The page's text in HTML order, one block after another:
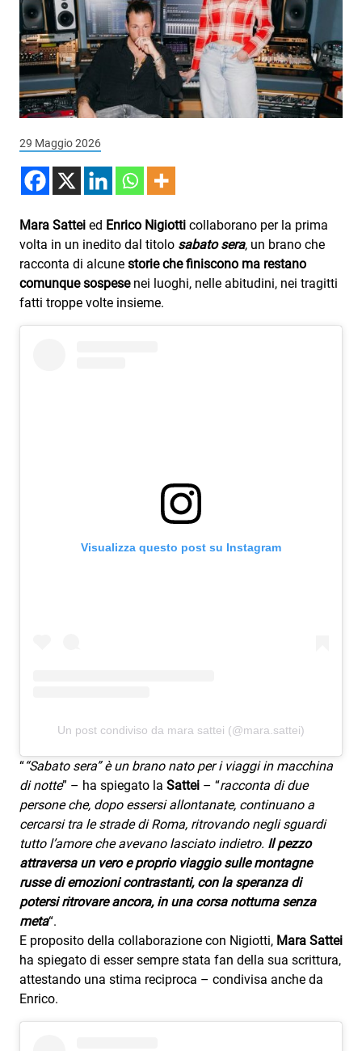
Playlist
Novità
Subasio Playlist
Web Radio
Radio Subasio
Radio Subasio +
Radio Subasio Disco Club
Radio Suby
Subasio Collection
Subasio Per Un’Ora D’Amore
Radio Subasio Music Club
29 Maggio 2026
Mara Sattei ed Enrico Nigiotti collaborano per la prima
volta in un inedito dal titolo sabato sera, un brano che
racconta di alcune storie che finiscono ma restano
comunque sospesenei luoghi, nelle abitudini, nei tragitti
fatti troppe volte insieme.
Visualizza questo post su Instagram
Un post condiviso da mara sattei (@mara.sattei)
““Sabato sera” è un brano nato per i viaggi in macchina
di notte” – ha spiegato la Sattei – “racconta di due
persone che, dopo essersi allontanate, continuano a
cercarsi tra le strade di Roma, ritrovando negli sguardi
tutto l’amore che avevano lasciato indietro. Il pezzo
attraversa un vero e proprio viaggio sulle montagne
russe di emozioni contrastanti, con la speranza di
potersi ritrovare ancora, in una corsa notturna senza
meta“.
E proposito della collaborazione con Nigiotti, Mara Sattei
ha spiegato di esser sempre stata fan della sua scrittura,
attestando una stima reciproca – condivisa anche da
Enrico.